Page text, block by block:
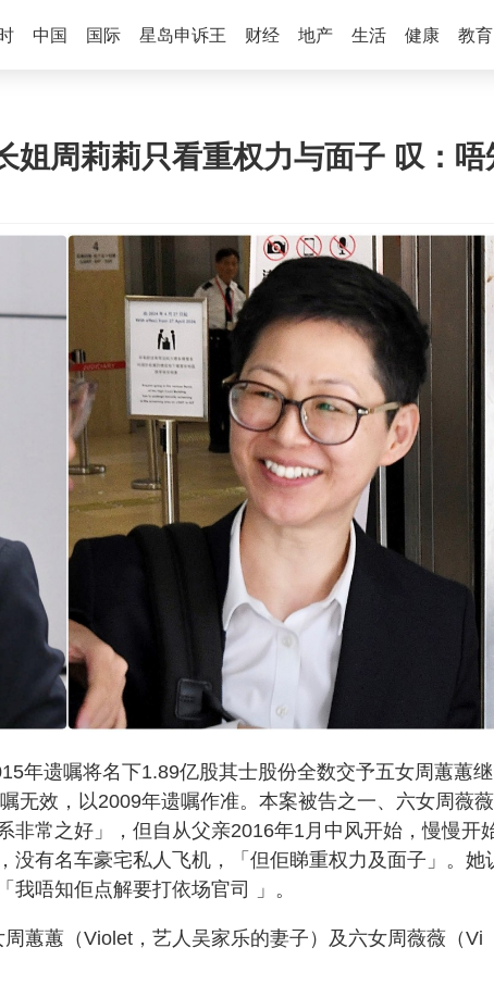
中国 国际 星岛申诉王 财经 地产 生活 健康 教育
姐周莉莉只看重权力与面子 叹：唔
年遗嘱将名下1.89亿股其士股份全数交予五女周蕙蕙继
无效，以2009年遗嘱作准。本案被告之一、六女周薇薇
非常之好」，但自从父亲2016年1月中风开始，慢慢开
没有名车豪宅私人飞机，「但佢睇重权力及面子」。她
唔知佢点解要打依场官司 」。
蕙蕙（Violet，艺人吴家乐的妻子）及六女周薇薇（Vi